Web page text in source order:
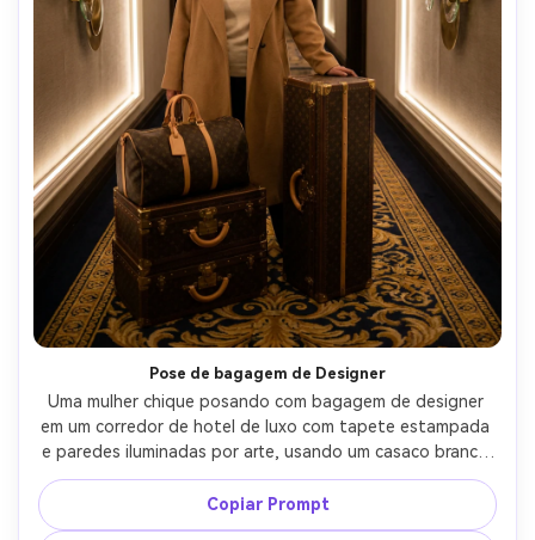
Pose de bagagem de Designer
Uma mulher chique posando com bagagem de designer
em um corredor de hotel de luxo com tapete estampada
e paredes iluminadas por arte, usando um casaco branco
de gola rotulada e camelo, óculos de sol na cabeça,
postura confiante, iluminação superior suave, disparada
em Canon R5, 50mm, quadro vertical de corpo inteiro,
Copiar Prompt